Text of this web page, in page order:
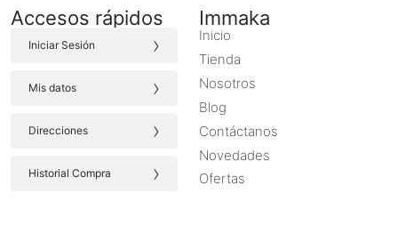
Accesos rápidos
Iniciar Sesión ›
Mis datos ›
Direcciones ›
Historial Compra ›
Immaka
Inicio
Tienda
Nosotros
Blog
Contáctanos
Novedades
Ofertas